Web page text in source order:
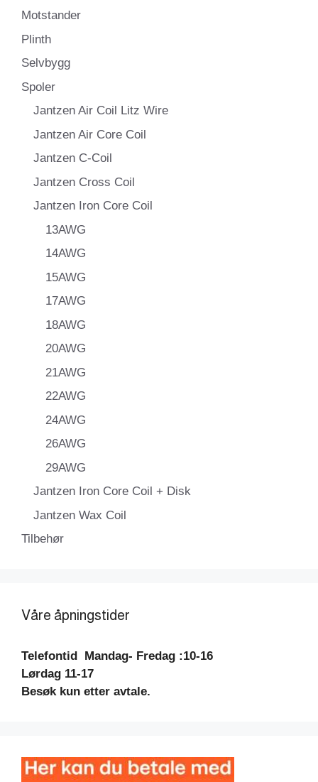
Motstander
Plinth
Selvbygg
Spoler
Jantzen Air Coil Litz Wire
Jantzen Air Core Coil
Jantzen C-Coil
Jantzen Cross Coil
Jantzen Iron Core Coil
13AWG
14AWG
15AWG
17AWG
18AWG
20AWG
21AWG
22AWG
24AWG
26AWG
29AWG
Jantzen Iron Core Coil + Disk
Jantzen Wax Coil
Tilbehør
Våre åpningstider
Telefontid
Mandag- Fredag :10-16
Lørdag 11-17
Besøk kun etter avtale.